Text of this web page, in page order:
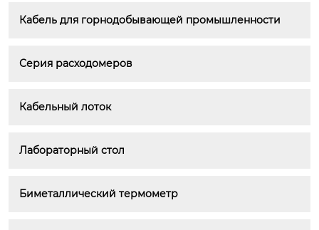
Кабель для горнодобывающей промышленности
Серия расходомеров
Кабельный лоток
Лабораторный стол
Биметаллический термометр